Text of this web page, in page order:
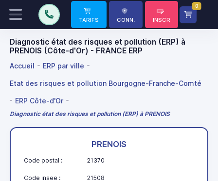
TARIFS CONN. INSCR
0
Diagnostic état des risques et pollution (ERP) à
PRENOIS (Côte-d'Or) - FRANCE ERP
Accueil ERP par ville
Etat des risques et pollution Bourgogne-Franche-Comté
ERP Côte-d'Or
Diagnostic état des risques et pollution (ERP) à PRENOIS
PRENOIS
Code postal : 21370
Code insee : 21508